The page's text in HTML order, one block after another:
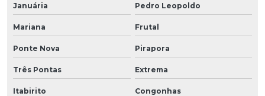
Januária Pedro Leopoldo
Mariana Frutal
Ponte Nova Pirapora
Três Pontas Extrema
Itabirito Congonhas